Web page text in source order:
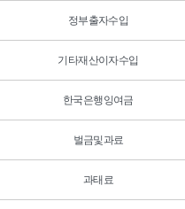
정부출자수입
기타재산이자수입
한국은행잉여금
벌금및과료
과태료